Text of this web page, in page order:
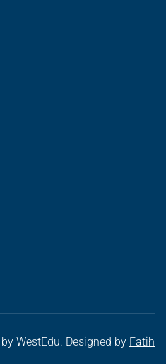
by WestEdu. Designed by Fatih